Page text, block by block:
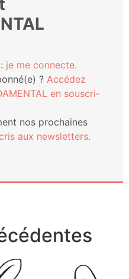
je me connecte.
? Accé­dez
en sous­cri­
nos pro­chaines
aux newsletters.